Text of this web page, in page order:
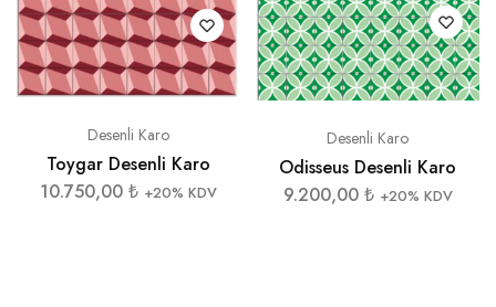
Desenli Karo
Toygar Desenli Karo
10.750,00 ₺ +20% KDV
Desenli Karo
Odisseus Desenli Karo
9.200,00 ₺ +20% KDV